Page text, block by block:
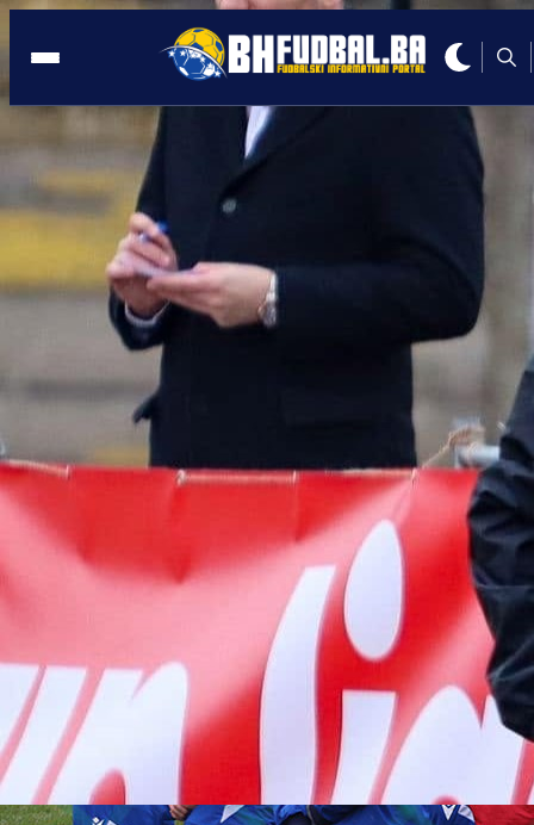
19:50, 24.05.2026
Velika promjena na Grbavici: Sanin
izabran za predsjednika Željezničara!
Autor:
Redakcija
19:50, 24.05.2026